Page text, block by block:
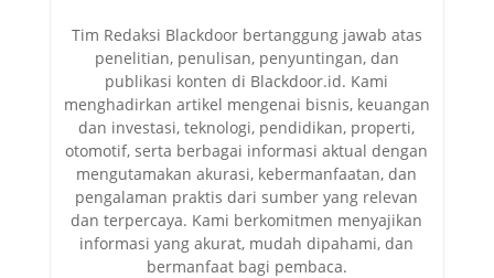
Tim Redaksi Blackdoor bertanggung jawab atas
penelitian, penulisan, penyuntingan, dan
publikasi konten di Blackdoor.id. Kami
menghadirkan artikel mengenai bisnis, keuangan
dan investasi, teknologi, pendidikan, properti,
otomotif, serta berbagai informasi aktual dengan
mengutamakan akurasi, kebermanfaatan, dan
pengalaman praktis dari sumber yang relevan
dan terpercaya. Kami berkomitmen menyajikan
informasi yang akurat, mudah dipahami, dan
bermanfaat bagi pembaca.